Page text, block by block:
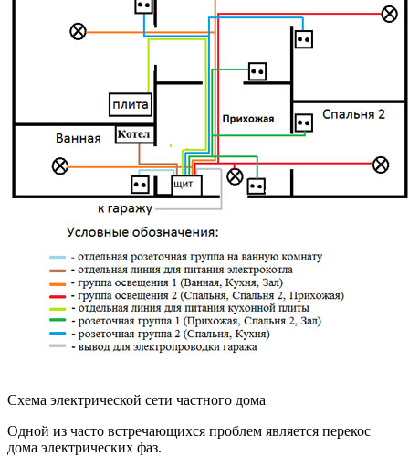
Схема электрической сети частного дома
Одной из часто встречающихся проблем является перекос
дома электрических фаз.